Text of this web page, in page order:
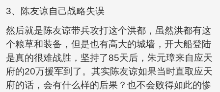
3、陈友谅自己战略失误
然后就是陈友谅带兵攻打这个洪都，虽然洪都有这
个粮草和装备，但是也有高大的城墙，开大船登陆
是真的很难战胜，坚持了85天后，朱元璋来自应天
府的20万援军到了。其实陈友谅如果当时直取应天
府的话，会有什么样的后果？也不会败得如此的惨